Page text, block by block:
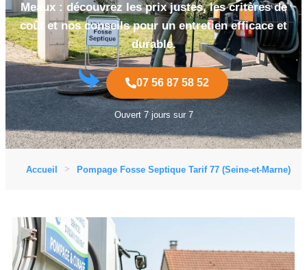
Meaux : découvrez les prix justes, les critères de
coût et nos conseils pour un entretien efficace et
durable.
07 56 87 58 52
Ouvert 7 jours sur 7
Accueil Pompage Fosse Septique Tarif 77 (Seine-et-Marne)